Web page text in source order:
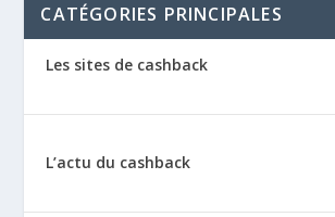
CATÉGORIES PRINCIPALES
Les sites de cashback
L’actu du cashback